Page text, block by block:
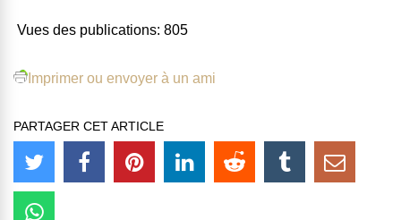
Vues des publications: 805
Imprimer ou envoyer à un ami
PARTAGER CET ARTICLE